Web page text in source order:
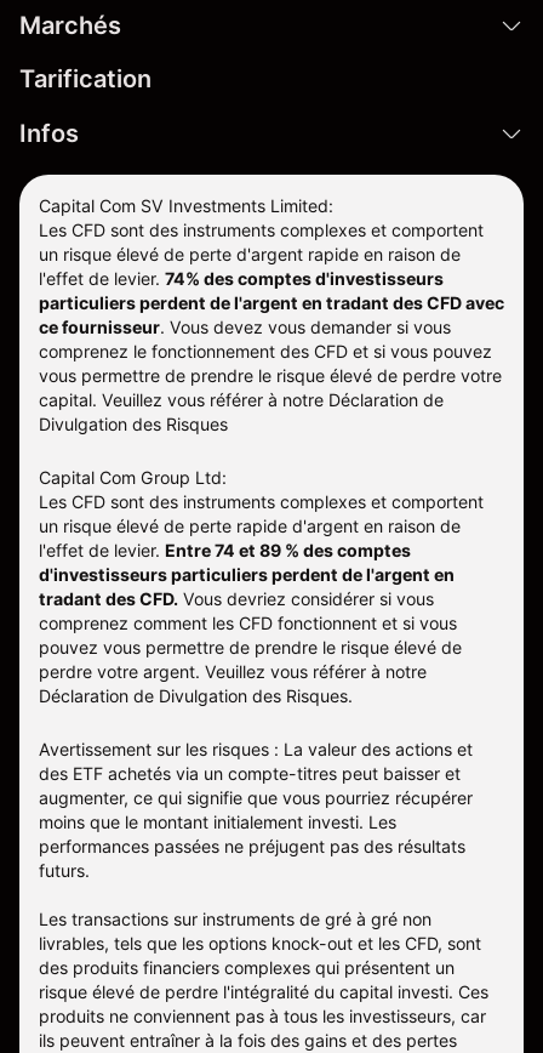
Marchés
Tarification
Infos
Capital Com SV Investments Limited:
Les CFD sont des instruments complexes et comportent
un risque élevé de perte d'argent rapide en raison de
l'effet de levier. 74% des comptes d'investisseurs
particuliers perdent de l'argent en tradant des CFD avec
ce fournisseur. Vous devez vous demander si vous
comprenez le fonctionnement des CFD et si vous pouvez
vous permettre de prendre le risque élevé de perdre votre
capital. Veuillez vous référer à notre Déclaration de
Divulgation des Risques
Capital Com Group Ltd:
Les CFD sont des instruments complexes et comportent
un risque élevé de perte rapide d'argent en raison de
l'effet de levier. Entre 74 et 89 % des comptes
d'investisseurs particuliers perdent de l'argent en
tradant des CFD. Vous devriez considérer si vous
comprenez comment les CFD fonctionnent et si vous
pouvez vous permettre de prendre le risque élevé de
perdre votre argent. Veuillez vous référer à notre
Déclaration de Divulgation des Risques.
Avertissement sur les risques : La valeur des actions et
des ETF achetés via un compte-titres peut baisser et
augmenter, ce qui signifie que vous pourriez récupérer
moins que le montant initialement investi. Les
performances passées ne préjugent pas des résultats
futurs.
Les transactions sur instruments de gré à gré non
livrables, tels que les options knock-out et les CFD, sont
des produits financiers complexes qui présentent un
risque élevé de perdre l'intégralité du capital investi. Ces
produits ne conviennent pas à tous les investisseurs, car
ils peuvent entraîner à la fois des gains et des pertes